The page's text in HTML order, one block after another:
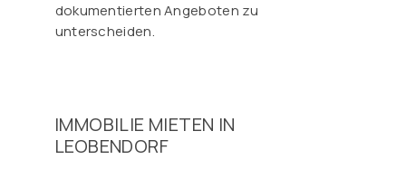
dokumentierten Angeboten zu
unterscheiden.
IMMOBILIE MIETEN IN
LEOBENDORF